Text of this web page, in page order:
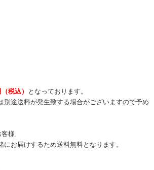
税込）
となっております。
途送料が発生致する場合がございますので予め
様
にお届けするため送料無料となります。